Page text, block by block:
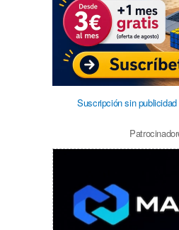
Suscripción sin publicidad